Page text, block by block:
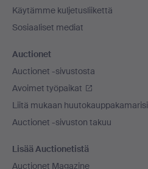
Käytämme kuljetusliikettä
Sosiaaliset mediat
Auctionet
Auctionet -sivustosta
Avoimet työpaikat
Liitä mukaan huutokauppakamarisi
Auctionet -sivuston takuu
Lisää Auctionetistä
Auctionet Magazine